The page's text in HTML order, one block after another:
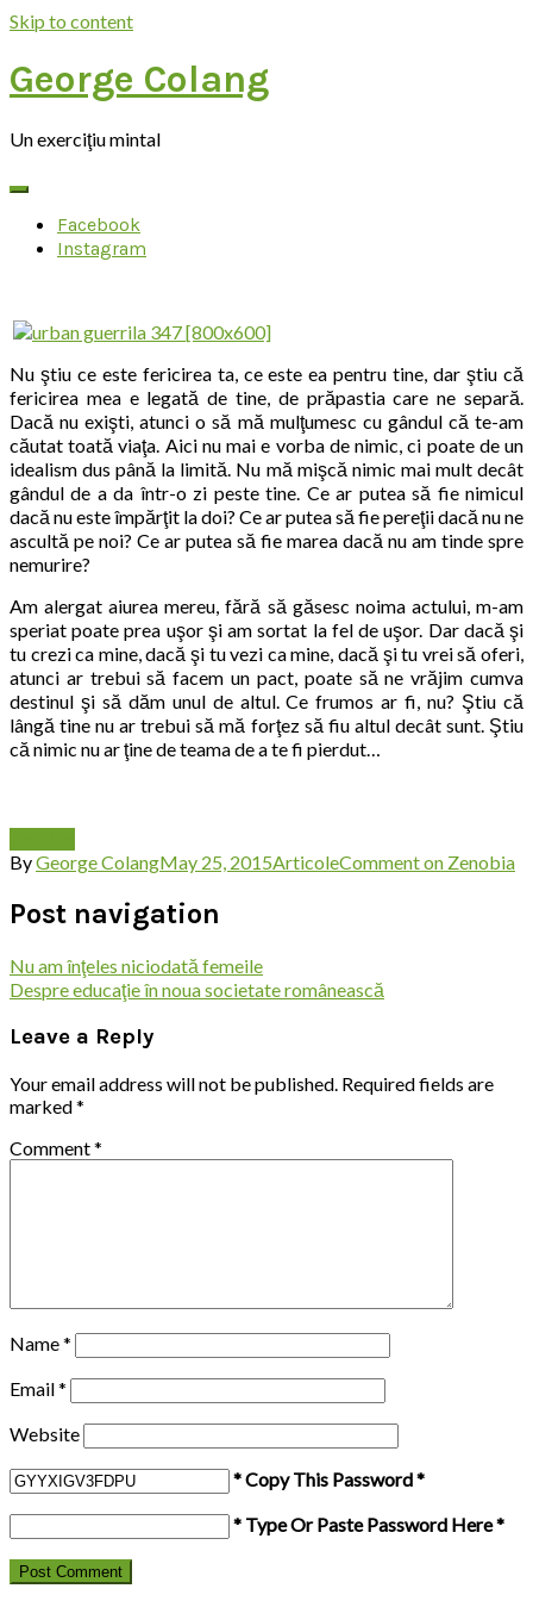
Skip to content
George Colang
Un exerciţiu mintal
Facebook
Instagram
Nu ştiu ce este fericirea ta, ce este ea pentru tine, dar ştiu că
fericirea mea e legată de tine, de prăpastia care ne separă.
Dacă nu exişti, atunci o să mă mulţumesc cu gândul că te-am
căutat toată viaţa. Aici nu mai e vorba de nimic, ci poate de un
idealism dus până la limită. Nu mă mişcă nimic mai mult decât
gândul de a da într-o zi peste tine. Ce ar putea să fie nimicul
dacă nu este împărţit la doi? Ce ar putea să fie pereţii dacă nu ne
ascultă pe noi? Ce ar putea să fie marea dacă nu am tinde spre
nemurire?
Am alergat aiurea mereu, fără să găsesc noima actului, m-am
speriat poate prea uşor şi am sortat la fel de uşor. Dar dacă şi
tu crezi ca mine, dacă şi tu vezi ca mine, dacă şi tu vrei să oferi,
atunci ar trebui să facem un pact, poate să ne vrăjim cumva
destinul şi să dăm unul de altul. Ce frumos ar fi, nu? Ştiu că
lângă tine nu ar trebui să mă forţez să fiu altul decât sunt. Ştiu
că nimic nu ar ţine de teama de a te fi pierdut…
ByGeorge ColangMay 25, 2015ArticoleCommenton Zenobia
Post navigation
Nu am înţeles niciodată femeile
Despre educaţie în noua societate românească
Leave a Reply
Your email address will not be published. Required fields are
marked*
Comment*
Name*
Email*
Website
* Copy This Password *
* Type Or Paste Password Here *